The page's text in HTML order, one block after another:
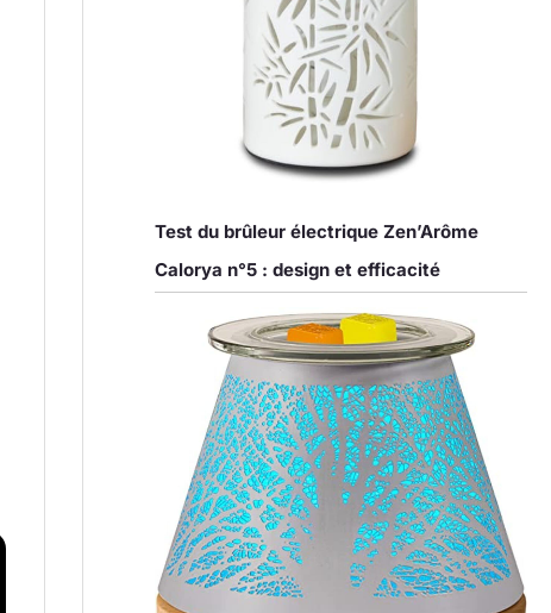
Test du brûleur électrique Zen’Arôme
Calorya n°5 : design et efficacité